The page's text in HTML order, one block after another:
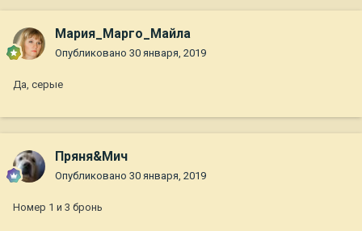
Мария_Марго_Майла
Опубликовано 30 января, 2019
Да, серые
Пряня&Мич
Опубликовано 30 января, 2019
Номер 1 и 3 бронь